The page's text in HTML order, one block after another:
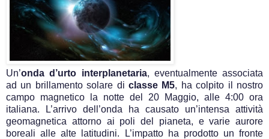
Un’onda d’urto interplanetaria, eventualmente associata
ad un brillamento solare di classe M5, ha colpito il nostro
campo magnetico la notte del 20 Maggio, alle 4:00 ora
italiana. L’arrivo dell’onda ha causato un’intensa attività
geomagnetica attorno ai poli del pianeta, e varie aurore
boreali alle alte latitudini. L’impatto ha prodotto un fronte